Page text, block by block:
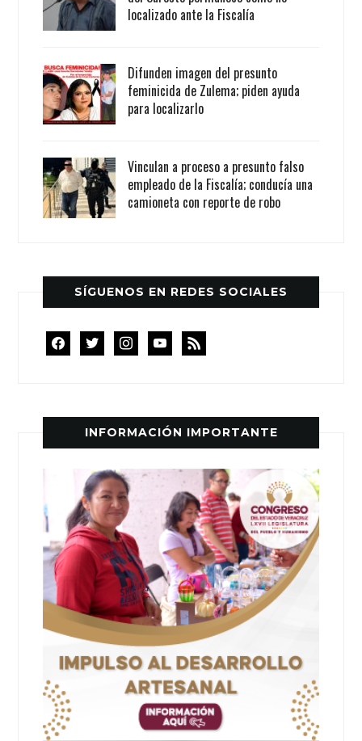
localizado ante la Fiscalía
Difunden imagen del presunto
feminicida de Zulema; piden ayuda
para localizarlo
Vinculan a proceso a presunto falso
empleado de la Fiscalía; conducía una
camioneta con reporte de robo
SÍGUENOS EN REDES SOCIALES
facebooktwitterinstagramyoutube
rss
INFORMACIÓN IMPORTANTE